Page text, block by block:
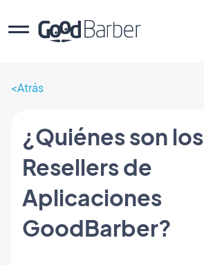
Atrás
¿Quiénes son los
Resellers de
Aplicaciones
GoodBarber?